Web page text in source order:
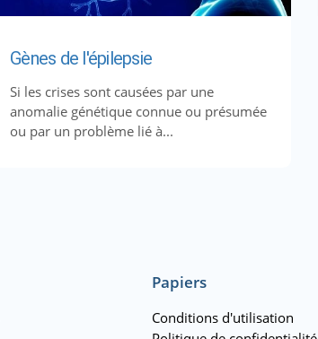
Gènes de l'épilepsie
Si les crises sont causées par une
anomalie génétique connue ou présumée
ou par un problème lié à...
Papiers
Conditions d'utilisation